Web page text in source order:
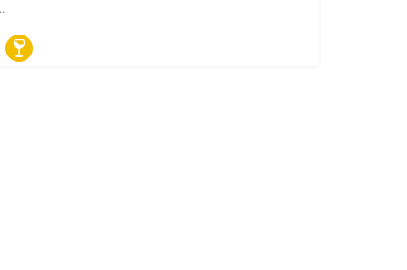
06-6616-9825
日本、大阪府大阪市西区阿波座１丁目１４−４ アラルデ ALARDE